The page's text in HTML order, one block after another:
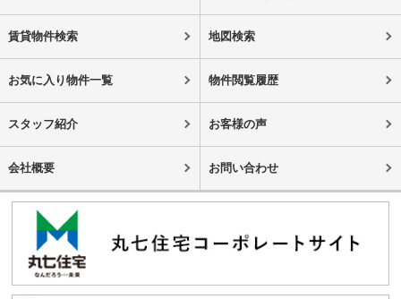
賃貸物件検索 地図検索
お気に入り物件一覧 物件閲覧履歴
スタッフ紹介 お客様の声
会社概要 お問い合わせ